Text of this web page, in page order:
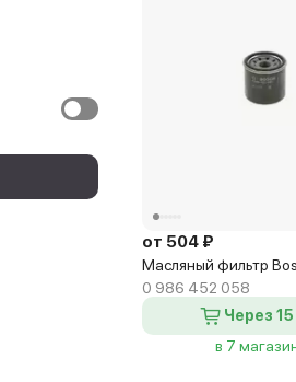
от 504 ₽
Масляный фильтр
0 986 452 058
Через
в 7